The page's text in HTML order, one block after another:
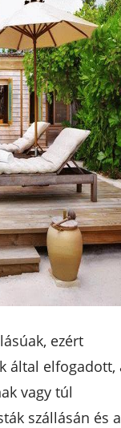
ezért
által elfogadott,
vagy túl
szállásán és a